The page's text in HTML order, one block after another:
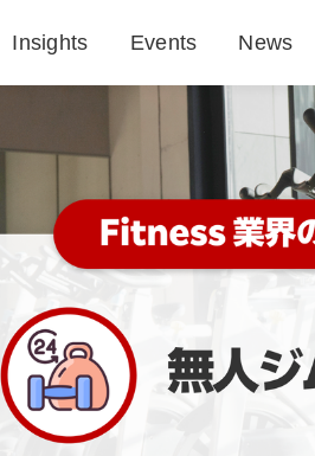
Insights Events News